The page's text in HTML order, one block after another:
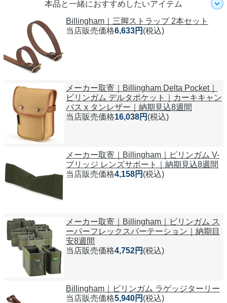
本品と一緒におすすめしたいアイテム
Billingham｜三脚ストラップ 2本セット
当店販売価格6,633円 (税込)
メーカー取寄｜Billingham Delta Pocket｜
ビリンガム デルタポケット｜カーキキャン
バス x タンレザー｜納期見込8週間
当店販売価格16,038円 (税込)
メーカー取寄｜Billingham｜ビリンガム V-
ブリッジ レンズサポート｜納期見込8週間
当店販売価格4,158円 (税込)
メーカー取寄｜Billingham｜ビリンガム ス
ーパーフレックスパーテーション｜納期目
安8週間
当店販売価格4,752円 (税込)
Billingham｜ビリンガム ラゲッジターリー
当店販売価格5,940円 (税込)